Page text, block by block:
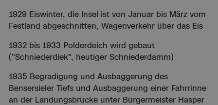
1929 Eiswinter, die Insel ist von Januar bis März vom
Festland abgeschnitten, Wagenverkehr über das Eis
1932 bis 1933 Polderdeich wird gebaut
("Schniederdiek", heutiger Schniederdamm)
1935 Begradigung und Ausbaggerung des
Bensersieler Tiefs und Ausbag­gerung einer Fahrrinne
an der Landungsbrücke unter Bürgermeister Hasper